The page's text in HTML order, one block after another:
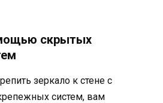
скрытых
зеркало к стене с
систем, вам